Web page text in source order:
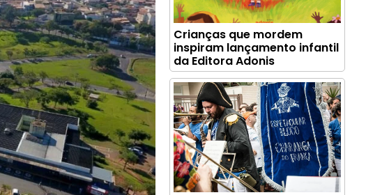
Crianças que mordem
inspiram lançamento infantil
da Editora Adonis